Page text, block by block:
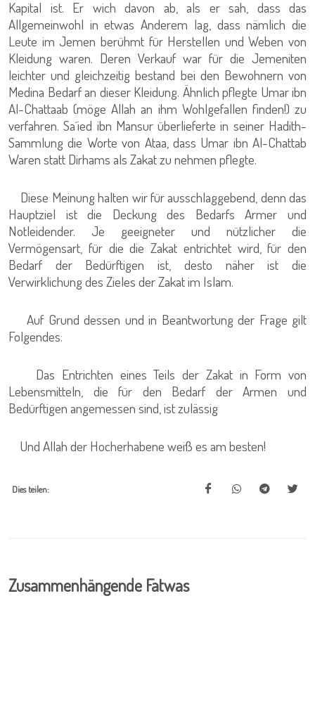
Kapital ist. Er wich davon ab, als er sah, dass das
Allgemeinwohl in etwas Anderem lag, dass nämlich die
Leute im Jemen berühmt für Herstellen und Weben von
Kleidung waren. Deren Verkauf war für die Jemeniten
leichter und gleichzeitig bestand bei den Bewohnern von
Medina Bedarf an dieser Kleidung. Ähnlich pflegte Umar ibn
Al-Chattaab (möge Allah an ihm Wohlgefallen finden!) zu
verfahren. Sa´ied ibn Mansur überlieferte in seiner Hadith-
Sammlung die Worte von Ataa, dass Umar ibn Al-Chattab
Waren statt Dirhams als Zakat zu nehmen pflegte.
Diese Meinung halten wir für ausschlaggebend, denn das
Hauptziel ist die Deckung des Bedarfs Armer und
Notleidender. Je geeigneter und nützlicher die
Vermögensart, für die die Zakat entrichtet wird, für den
Bedarf der Bedürftigen ist, desto näher ist die
Verwirklichung des Zieles der Zakat im Islam.
Auf Grund dessen und in Beantwortung der Frage gilt
Folgendes:
Das Entrichten eines Teils der Zakat in Form von
Lebensmitteln, die für den Bedarf der Armen und
Bedürftigen angemessen sind, ist zulässig
Und Allah der Hocherhabene weiß es am besten!
Dies teilen:
Zusammenhängende Fatwas